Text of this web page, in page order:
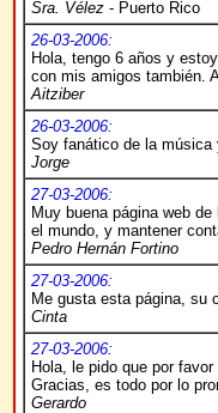
Sra. Vélez - Puerto Rico
26-03-2006:
Hola, tengo 6 años y
con mis amigos también.
Aitziber
26-03-2006:
Soy fanático de la
Jorge
27-03-2006:
Muy buena página web
el mundo, y mantener
Pedro Hernán Fortino
27-03-2006:
Me gusta esta página, su
Cinta
27-03-2006:
Hola, le pido que por
Gracias, es todo por lo
Gerardo